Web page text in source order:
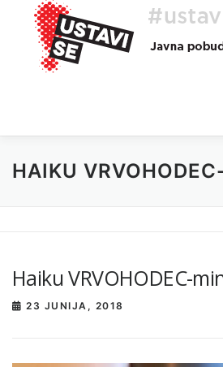
Preskoči
vsebino
O AKCIJI HEJ, TI, #USTAVISE
HAIKU
Haiku VRVOHODEC-
23 JUNIJA, 2018